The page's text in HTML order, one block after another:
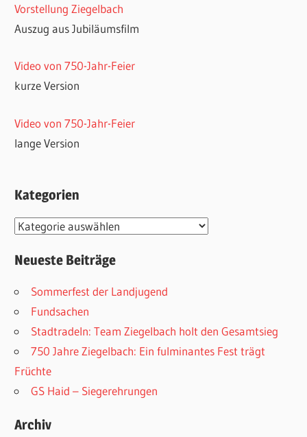
Vorstellung Ziegelbach
Auszug aus Jubiläumsfilm
Video von 750-Jahr-Feier
kurze Version
Video von 750-Jahr-Feier
lange Version
Kategorien
Kategorien
Neueste Beiträge
Sommerfest der Landjugend
Fundsachen
Stadtradeln: Team Ziegelbach holt den Gesamtsieg
750 Jahre Ziegelbach: Ein fulminantes Fest trägt
Früchte
GS Haid – Siegerehrungen
Archiv